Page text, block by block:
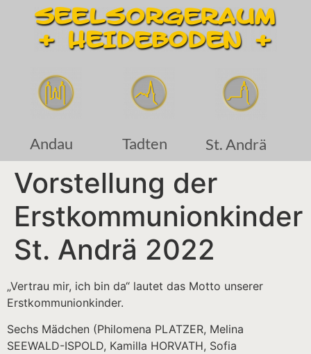
Andau Tadten St. Andrä
Vorstellung der
Erstkommunionkinder
St. Andrä 2022
„Vertrau mir, ich bin da“ lautet das Motto unserer
Erstkommunionkinder.
Sechs Mädchen (Philomena PLATZER, Melina
SEEWALD-ISPOLD, Kamilla HORVATH, Sofia